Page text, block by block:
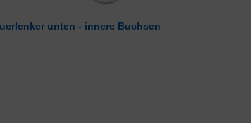
unten - innere Buchsen